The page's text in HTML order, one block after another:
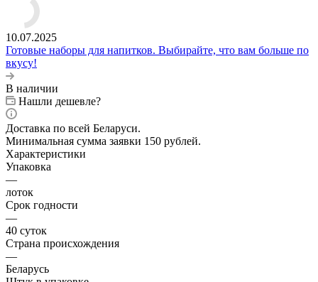
10.07.2025
Готовые наборы для напитков. Выбирайте, что вам больше по
вкусу!
В наличии
Нашли дешевле?
Доставка по всей Беларуси.
Минимальная сумма заявки 150 рублей.
Характеристики
Упаковка
—
лоток
Срок годности
—
40 суток
Страна происхождения
—
Беларусь